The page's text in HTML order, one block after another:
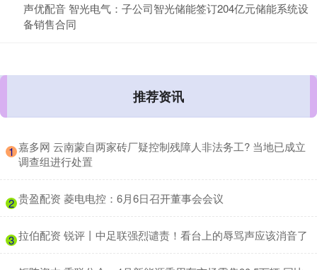
声优配音 智光电气：子公司智光储能签订204亿元储能系统设
备销售合同
推荐资讯
1 ​嘉多网 云南蒙自两家砖厂疑控制残障人非法务工? 当地已成立
调查组进行处置
2 ​贵盈配资 菱电电控：6月6日召开董事会会议
3 ​拉伯配资 锐评丨中足联强烈谴责！看台上的辱骂声应该消音了